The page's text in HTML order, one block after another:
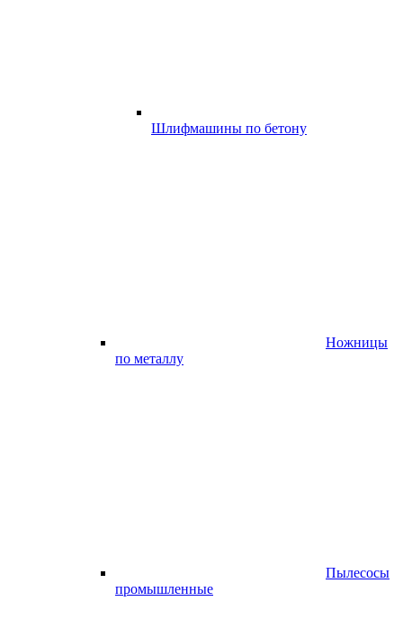
Шлифмашины по бетону
Ножницы
по металлу
Пылесосы
промышленные